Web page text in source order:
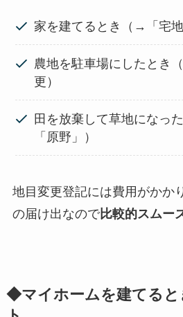
家を建てるとき（→「宅地
農地を駐車場にしたとき
更）
田を放棄して草地になっ
「原野」）
地目変更登記には費用がかか
の届け出なので比較的スムー
◆マイホームを建てると